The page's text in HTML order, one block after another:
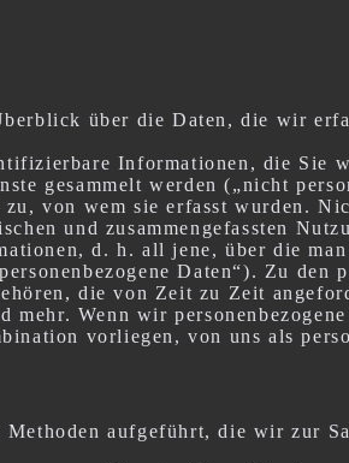
über die Daten, die wir
Informationen, die Sie
gesammelt werden („nicht
von wem sie erfasst wurden.
und zusammengefassten
d. h. all jene, über die
Daten“). Zu den
die von Zeit zu Zeit
mehr. Wenn wir
vorliegen, von uns als
aufgeführt, die wir zur